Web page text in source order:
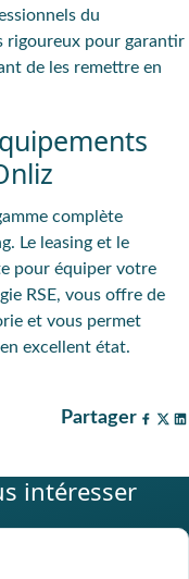
du
rigoureux pour garantir
de les remettre en
complète
Le leasing et le
pour équiper votre
RSE, vous offre de
et vous permet
excellent état.
Partager
intéresser